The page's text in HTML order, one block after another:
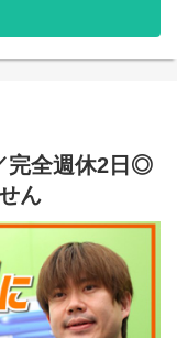
があります。】
い♪
完全週休2日◎
ん